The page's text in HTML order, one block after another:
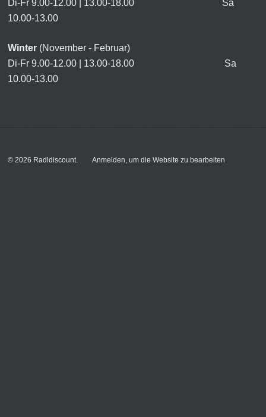
Di-Fr 9.00-12.00 | 13.00-18.00 Sa
10.00-13.00
Winter (November - Februar)
Di-Fr 9.00-12.00 | 13.00-18.00 Sa
10.00-13.00
© 2026 Radldiscount. Anmelden, um die Website zu bearbeiten